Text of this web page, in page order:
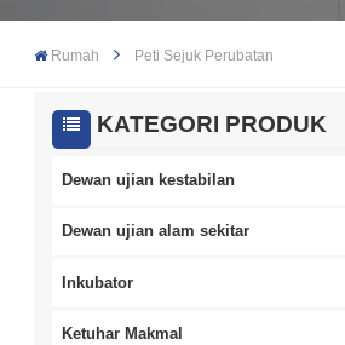
Rumah Peti Sejuk Perubatan
KATEGORI PRODUK
Dewan ujian kestabilan
Dewan ujian alam sekitar
Inkubator
Ketuhar Makmal